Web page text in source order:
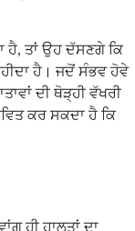
ਹੈ, ਤਾਂ ਉਹ ਦੱਸਣਗੇ ਕਿ
ਹੈ। ਜਦੋਂ ਸੰਭਵ ਹੋਵੇ
ਦੀ ਥੋੜ੍ਹੀ ਵੱਖਰੀ
ਕਰ ਸਕਦਾ ਹੈ ਕਿ
ਹੀ ਹਾਲਤਾਂ ਦਾ